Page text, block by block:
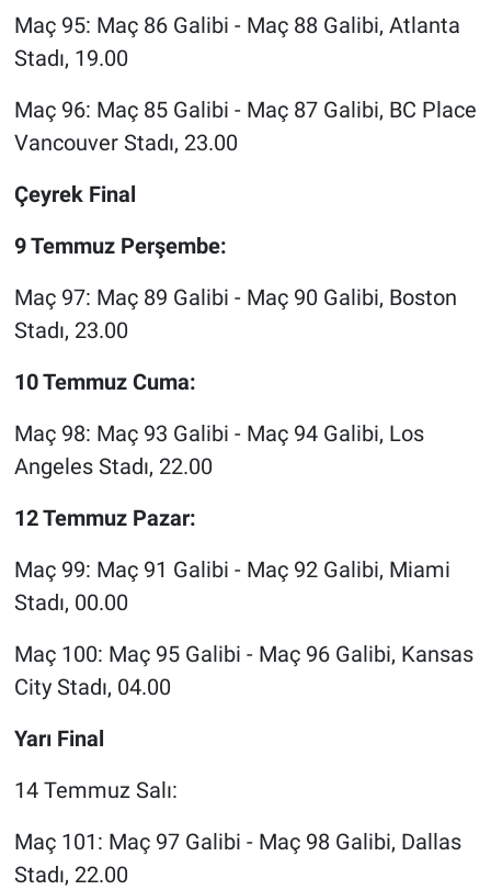
Maç 95: Maç 86 Galibi - Maç 88 Galibi, Atlanta
Stadı, 19.00
Maç 96: Maç 85 Galibi - Maç 87 Galibi, BC Place
Vancouver Stadı, 23.00
Çeyrek Final
9 Temmuz Perşembe:
Maç 97: Maç 89 Galibi - Maç 90 Galibi, Boston
Stadı, 23.00
10 Temmuz Cuma:
Maç 98: Maç 93 Galibi - Maç 94 Galibi, Los
Angeles Stadı, 22.00
12 Temmuz Pazar:
Maç 99: Maç 91 Galibi - Maç 92 Galibi, Miami
Stadı, 00.00
Maç 100: Maç 95 Galibi - Maç 96 Galibi, Kansas
City Stadı, 04.00
Yarı Final
14 Temmuz Salı:
Maç 101: Maç 97 Galibi - Maç 98 Galibi, Dallas
Stadı, 22.00